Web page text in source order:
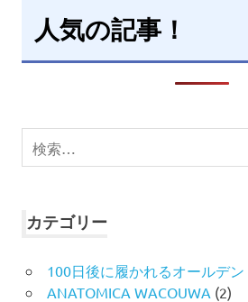
人気の記事！
検
索
カテゴリー
100日後に履かれるオールデン
ANATOMICA WACOUWA (2)